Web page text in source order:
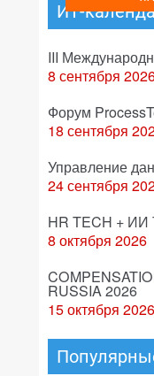
ИТ-
III
8 сентября
Форум
18 сентября
Управление
24 сентября
HR TECH +
8 октября 2026
RUSSIA 2026
15 октября 2026